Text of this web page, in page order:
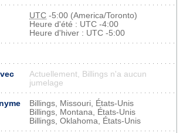
UTC -5:00 (America/Toronto)
Heure d'été : UTC -4:00
Heure d'hiver : UTC -5:00
Actuellement, Billings n'a aucun
jumelage
Billings, Missouri, États-Unis
Billings, Montana, États-Unis
Billings, Oklahoma, États-Unis